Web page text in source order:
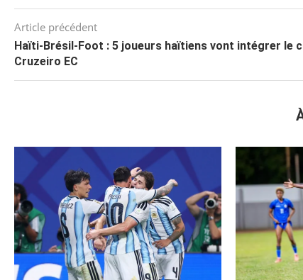
Article précédent
Haïti-Brésil-Foot : 5 joueurs haïtiens vont intégrer le
Cruzeiro EC